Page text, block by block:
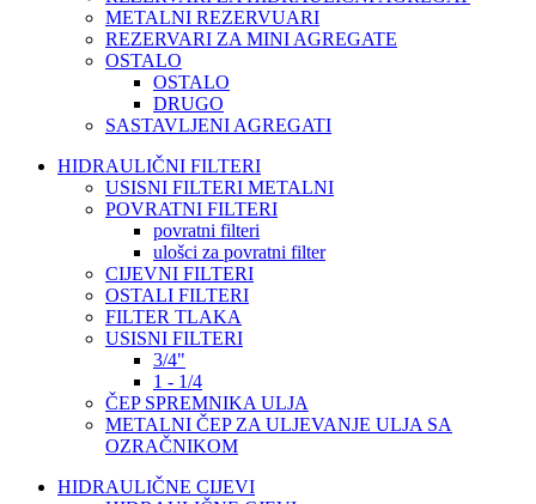
METALNI REZERVUARI
REZERVARI ZA MINI AGREGATE
OSTALO
OSTALO
DRUGO
SASTAVLJENI AGREGATI
HIDRAULIČNI FILTERI
USISNI FILTERI METALNI
POVRATNI FILTERI
povratni filteri
ulošci za povratni filter
CIJEVNI FILTERI
OSTALI FILTERI
FILTER TLAKA
USISNI FILTERI
3/4"
1 - 1/4
ČEP SPREMNIKA ULJA
METALNI ČEP ZA ULJEVANJE ULJA SA
OZRAČNIKOM
HIDRAULIČNE CIJEVI